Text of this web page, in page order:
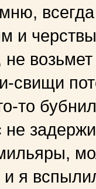
и
свищи
то
не
я